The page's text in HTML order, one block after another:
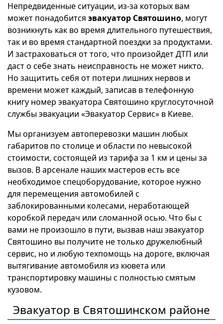
Непредвиденные ситуации, из-за которых вам
может понадобится эвакуатор Святошино, могут
возникнуть как во время длительного путешествия,
так и во время стандартной поездки за продуктами.
И застраховаться от того, что произойдет ДТП или
даст о себе знать неисправность не может никто.
Но защитить себя от потери лишних нервов и
времени может каждый, записав в телефонную
книгу номер эвакуатора Святошино круглосуточной
службы эвакуации «Эвакуатор Сервис» в Киеве.
Мы организуем автоперевозки машин любых
габаритов по столице и области по невысокой
стоимости, состоящей из тарифа за 1 км и цены за
вызов. В арсенале наших мастеров есть все
необходимое спецоборудование, которое нужно
для перемещения автомобилей с
заблокированными колесами, неработающей
коробкой передач или сломанной осью. Что бы с
вами не произошло в пути, вызвав наш эвакуатор
Святошино вы получите не только дружелюбный
сервис, но и любую техпомощь на дороге, включая
вытягивание автомобиля из кювета или
транспортировку машины с полностью смятым
кузовом.
Эвакуатор в Святошинском районе